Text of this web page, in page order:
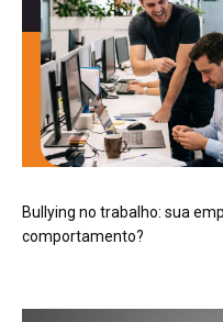
Bullying no trabalho: sua
comportamento?